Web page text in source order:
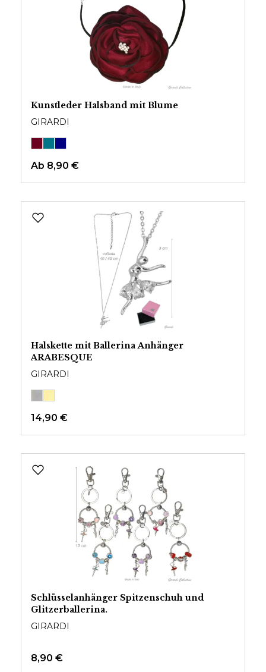
Kunstleder Halsband mit Blume
GIRARDI
Ab 8,90 €
Halskette mit Ballerina Anhänger
ARABESQUE
GIRARDI
14,90 €
Schlüsselanhänger Spitzenschuh und
Glitzerballerina.
GIRARDI
8,90 €